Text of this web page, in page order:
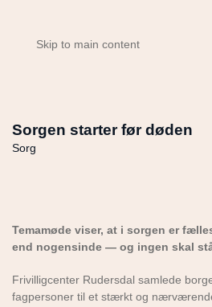
Skip to main content
Sorgen starter før døden
Sorg
Temamøde viser, at i sorgen er
end nogensinde — og ingen skal
Frivilligcenter Rudersdal samlede
fagpersoner til et stærkt og